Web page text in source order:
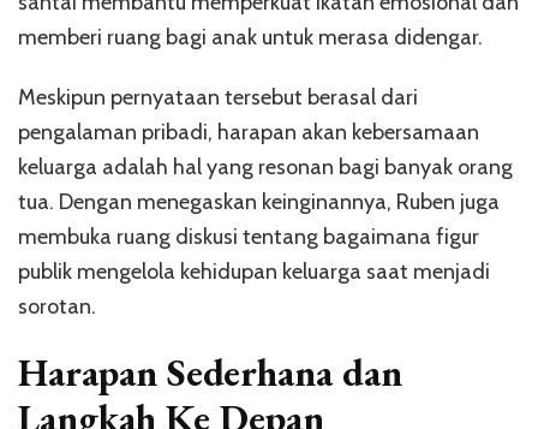
memberi ruang bagi anak untuk merasa didengar.
Meskipun pernyataan tersebut berasal dari
pengalaman pribadi, harapan akan kebersamaan
keluarga adalah hal yang resonan bagi banyak orang
tua. Dengan menegaskan keinginannya, Ruben juga
membuka ruang diskusi tentang bagaimana figur
publik mengelola kehidupan keluarga saat menjadi
sorotan.
Harapan Sederhana dan
Langkah Ke Depan